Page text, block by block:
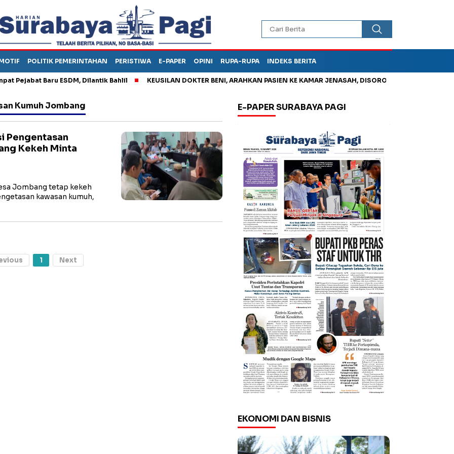
POLITIK PEMERINTAHAN PERISTIWA E-PAPER OPINI RUPA-RUPA INDEKS BERITA
Baru ESDM, Dilantik Bahlil KEUSILAN DOKTER BENI, ARAHKAN PASIEN KE KAMAR JENASAH, DISOROT
Kumuh Jombang
Pengentasan
Kekeh Minta
Jombang tetap kekeh
kawasan kumuh,
1 Next
E-PAPER SURABAYA PAGI
EKONOMI DAN BISNIS